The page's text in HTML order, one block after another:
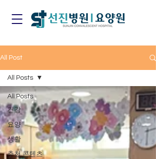
All Post
All Posts
건강
요양
생활
추천 콘텐츠
All Posts